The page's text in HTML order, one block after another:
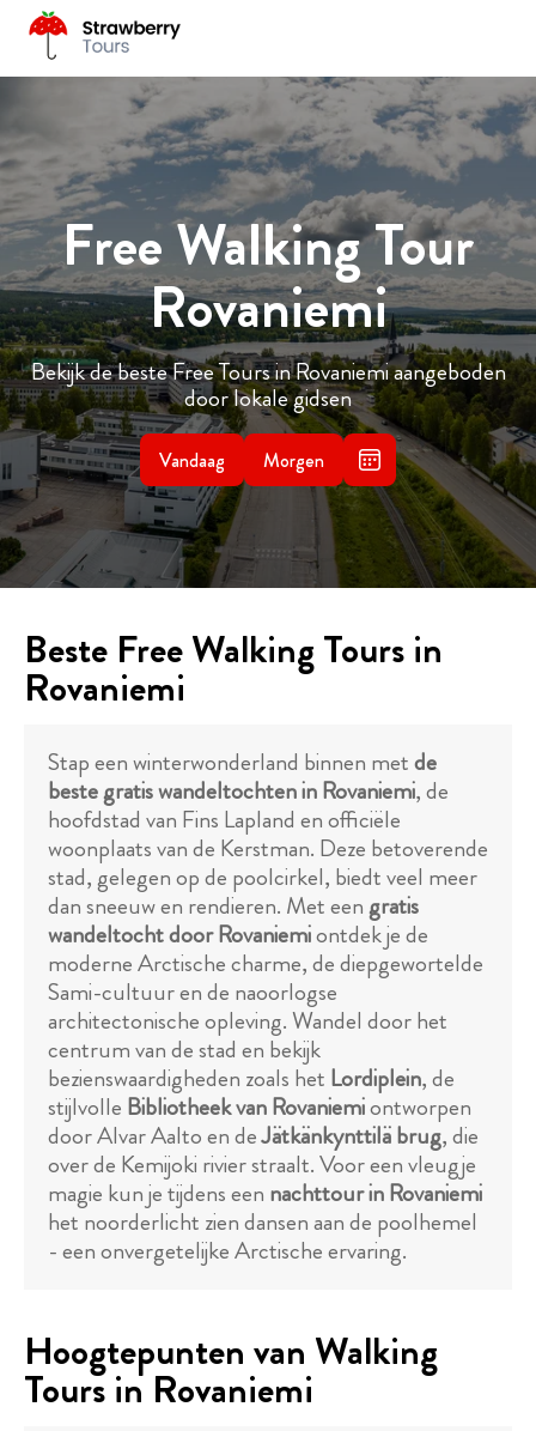
Free Walking Tour
Rovaniemi
Bekijk de beste Free Tours in Rovaniemi aangeboden
door lokale gidsen
Vandaag Morgen
Beste Free Walking Tours in
Rovaniemi
Stap een winterwonderland binnen metde
beste gratis wandeltochten in Rovaniemi, de
hoofdstad van Fins Lapland en officiële
woonplaats van de Kerstman. Deze betoverende
stad, gelegen op de poolcirkel, biedt veel meer
dan sneeuw en rendieren. Met eengratis
wandeltocht door Rovaniemiontdek je de
moderne Arctische charme, de diepgewortelde
Sami-cultuur en de naoorlogse
architectonische opleving. Wandel door het
centrum van de stad en bekijk
bezienswaardigheden zoals het Lordiplein, de
stijlvolle Bibliotheek van Rovaniemiontworpen
door Alvar Aalto en deJätkänkynttilä brug, die
over de Kemijoki rivier straalt. Voor een vleugje
magie kun je tijdens een nachttour in Rovaniemi
het noorderlicht zien dansen aan de poolhemel
- een onvergetelijke Arctische ervaring.
Hoogtepunten van Walking
Tours in Rovaniemi